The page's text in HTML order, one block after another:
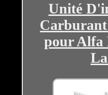
Unité
Carburant
pour Alfa